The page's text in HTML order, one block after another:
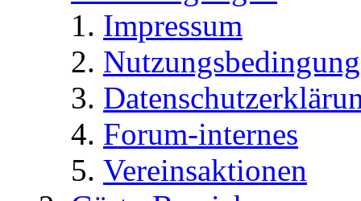
Impressum
Forum-internes
Vereinsaktionen